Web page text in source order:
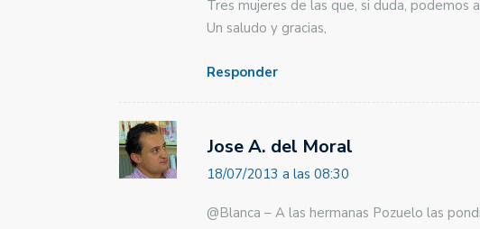
Tres mujeres de las que, si duda, podemos
Un saludo y gracias,
Responder
Jose A. del Moral
18/07/2013 a las 08:30
@Blanca – A las hermanas Pozuelo las